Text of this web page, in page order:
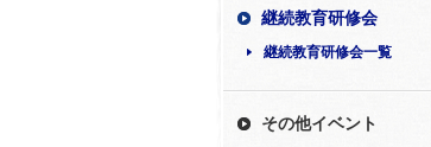
継続教育研修会
継続教育研修会一覧
その他イベント